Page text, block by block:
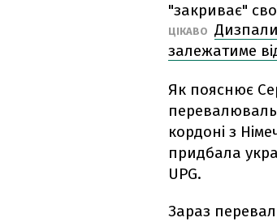
"закриває"
ЦІКАВО
залежатиме
Як пояснює
кордоні з
придбала
UPG.
Зараз